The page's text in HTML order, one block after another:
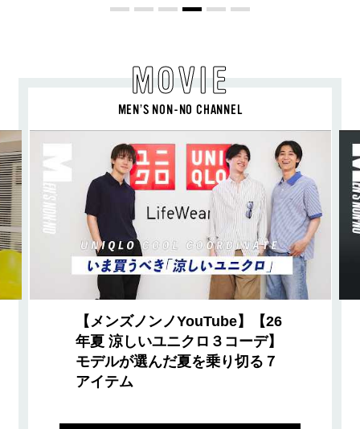
MOVIE
MEN’S NON-NO CHANNEL
【メンズノンノYouTube】【26
年夏 涼しいユニクロ３コーデ】
モデルが選んだ夏を乗り切る７
アイテム